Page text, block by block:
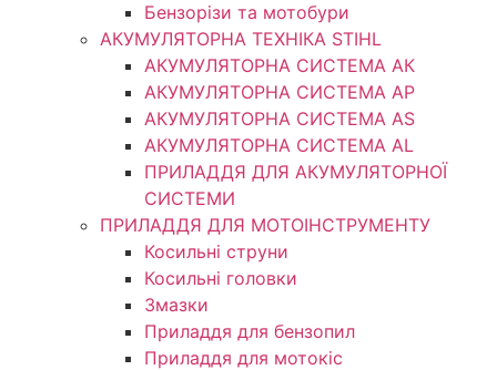
Бензорізи та мотобури
АКУМУЛЯТОРНА ТЕХНІКА STIHL
АКУМУЛЯТОРНА СИСТЕМА АК
АКУМУЛЯТОРНА СИСТЕМА АР
АКУМУЛЯТОРНА СИСТЕМА AS
АКУМУЛЯТОРНА СИСТЕМА AL
ПРИЛАДДЯ ДЛЯ АКУМУЛЯТОРНОЇ
СИСТЕМИ
ПРИЛАДДЯ ДЛЯ МОТОІНСТРУМЕНТУ
Косильні струни
Косильні головки
Змазки
Приладдя для бензопил
Приладдя для мотокіс